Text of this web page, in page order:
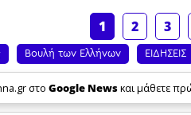
1 2 3
Βουλή των Ελλήνων ΕΙΔΗΣΕΙΣ
στο Google Newsκαι μάθετε